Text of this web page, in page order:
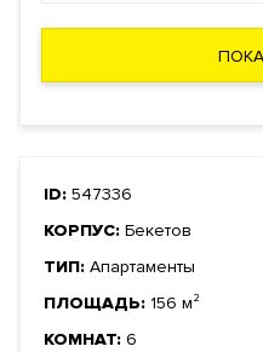
ID: 547336
КОРПУС: Бекетов
ТИП: Апартаменты
ПЛОЩАДЬ: 156 м²
КОМНАТ: 6